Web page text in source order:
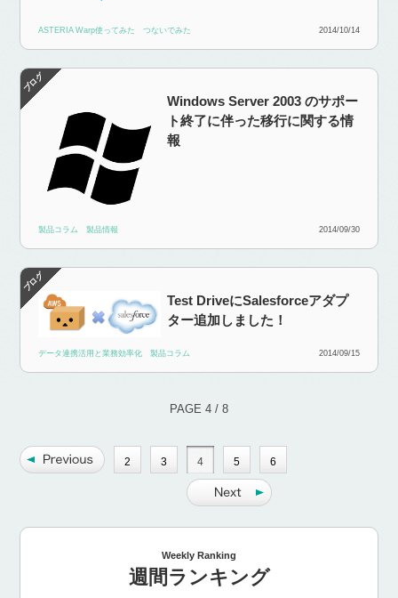
ASTERIA Warp使ってみた つないでみた 2014/10/14
Windows Server 2003 のサポー
ト終了に伴った移行に関する情
報
製品コラム 製品情報 2014/09/30
Test DriveにSalesforceアダプ
ター追加しました！
データ連携活用と業務効率化 製品コラム 2014/09/15
PAGE 4 / 8
2 3 4 5 6
Weekly Ranking
週間ランキング